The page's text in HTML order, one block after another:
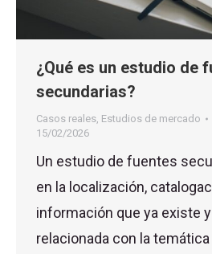
¿Qué es un estudio de
secundarias?
Casos reales Estudios de mercado
15/02/2026
Un estudio de fuentes
en la localización,
información que ya existe
relacionada con la